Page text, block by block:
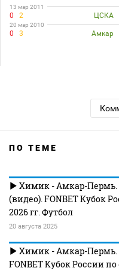
13 мар 2011
0 2 ЦСКА
20 мар 2010
0 3 Амкар
ПО ТЕМЕ
Химик - Амкар-
(видео). FONBET Кубок
2026 гг. Футбол
20 августа 2025
Химик - Амкар-Пермь.
FONBET Кубок России по